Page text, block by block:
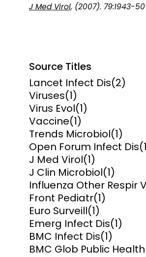
J Med Virol, (2007). 79:1943-50
Source Titles
Lancet Infect Dis(2)
Viruses(1)
Virus Evol(1)
Vaccine(1)
Trends Microbiol(1)
Open Forum Infect Dis
J Med Virol(1)
J Clin Microbiol(1)
Influenza Other Respir
Front Pediatr(1)
Euro Surveill(1)
Emerg Infect Dis(1)
BMC Infect Dis(1)
BMC Glob Public Health